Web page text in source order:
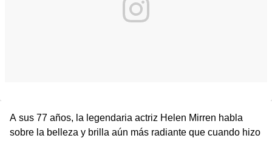
A sus 77 años, la legendaria actriz Helen Mirren habla
sobre la belleza y brilla aún más radiante que cuando hizo